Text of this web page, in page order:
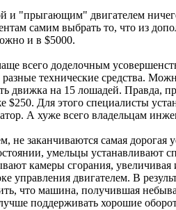
"прыгающим" двигателем
самим выбрать то, что из
и в $5000.
всего доделочным
технические средства.
движка на 15 лошадей.
$250. Для этого специалисты
А хуже всего владельцам
заканчиваются самая
умельцы
камеры сгорания,
управления двигателем. В
что машина, получившая
поддерживать хорошие